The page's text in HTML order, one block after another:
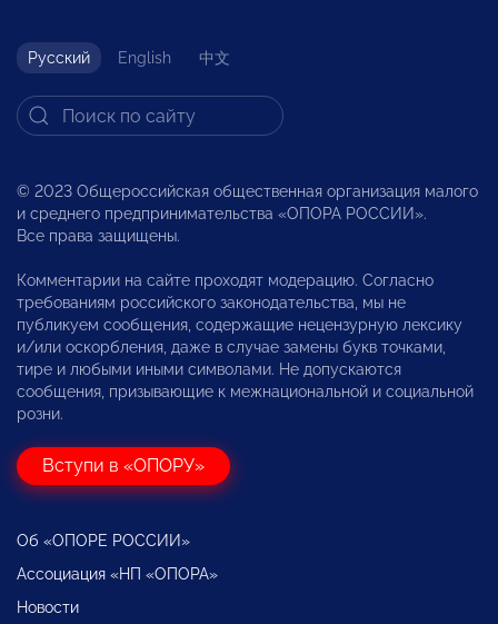
Русский English 中文
© 2023 Общероссийская общественная организация малого
и среднего предпринимательства «ОПОРА РОССИИ».
Все права защищены.
Комментарии на сайте проходят модерацию. Согласно
требованиям российского законодательства, мы не
публикуем сообщения, содержащие нецензурную лексику
и/или оскорбления, даже в случае замены букв точками,
тире и любыми иными символами. Не допускаются
сообщения, призывающие к межнациональной и социальной
розни.
Вступи в «ОПОРУ»
Об «ОПОРЕ РОССИИ»
Ассоциация «НП «ОПОРА»
Новости